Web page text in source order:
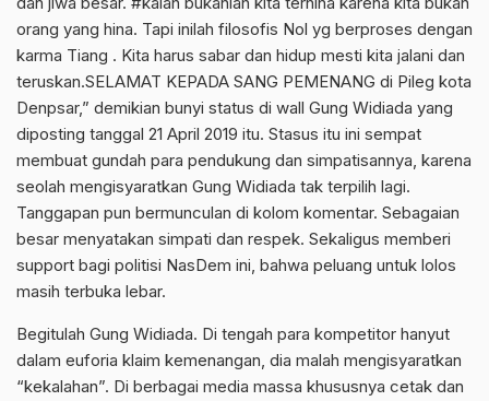
orang yang hina. Tapi inilah filosofis Nol yg berproses dengan
karma Tiang . Kita harus sabar dan hidup mesti kita jalani dan
teruskan.SELAMAT KEPADA SANG PEMENANG di Pileg kota
Denpsar,” demikian bunyi status di wall Gung Widiada yang
diposting tanggal 21 April 2019 itu. Stasus itu ini sempat
membuat gundah para pendukung dan simpatisannya, karena
seolah mengisyaratkan Gung Widiada tak terpilih lagi.
Tanggapan pun bermunculan di kolom komentar. Sebagaian
besar menyatakan simpati dan respek. Sekaligus memberi
support bagi politisi NasDem ini, bahwa peluang untuk lolos
masih terbuka lebar.
Begitulah Gung Widiada. Di tengah para kompetitor hanyut
dalam euforia klaim kemenangan, dia malah mengisyaratkan
“kekalahan”. Di berbagai media massa khususnya cetak dan